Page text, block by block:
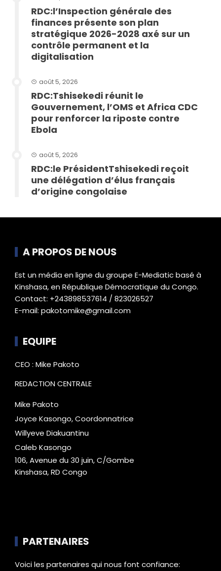
RDC:l’Inspection générale des
finances présente son plan
stratégique 2026-2028 axé sur un
contrôle permanent et la
digitalisation
août 5, 2026
RDC:Tshisekedi réunit le
Gouvernement, l’OMS et Africa CDC
pour renforcer la riposte contre
Ebola
août 5, 2026
RDC:le PrésidentTshisekedi reçoit
une délégation d’élus français
d’origine congolaise
A PROPOS DE NOUS
Est un média en ligne du groupe E-Mediatic basé à
Kinshasa, en République Démocratique du Congo.
Contact: +243898537614 / 823026527
E-mail: pakotomike@gmail.com
EQUIPE
CEO : Mike Pakoto
REDACTION CENTRALE
Mike Pakoto
Joyce Kasongo, Coordonnatrice
Willyeve Diakuantinu
Caleb Kasongo
106, Avenue du 30 juin, C/Gombe
Kinshasa, RD Congo
PARTENAIRES
Voici les partenaires qui nous font confiance: